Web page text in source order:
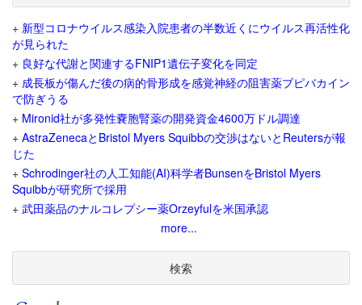
+ 新型コロナウイルス感染入院患者の半数近くにウイルス再活性化
が見られた
+ 良好な代謝と関連するFNIP1遺伝子変化を同定
+ 成長板が傷んだ後の病的骨形成を感覚神経の阻害薬ブピバカイン
で防ぎうる
+ Mironid社が多発性嚢胞腎薬の開発資金4600万ドル調達
+ AstraZenecaとBristol Myers Squibbの交渉はないとReutersが報
じた
+ Schrodinger社の人工知能(AI)科学者BunsenをBristol Myers
Squibbが研究所で採用
+ 武田薬品のナルコレプシー薬Orzeyfulを米国承認
more...
検索